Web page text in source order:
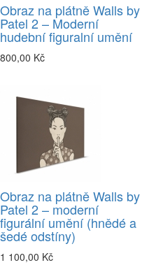
Obraz na plátně Walls by
Patel 2 – Moderní
hudební figuralní umění
800,00 Kč
Obraz na plátně Walls by
Patel 2 – moderní
figurální umění (hnědé a
šedé odstíny)
1 100,00 Kč